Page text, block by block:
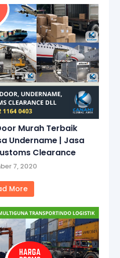
Murah Terbaik
Undername | Jasa
Clearance
7, 2020
More